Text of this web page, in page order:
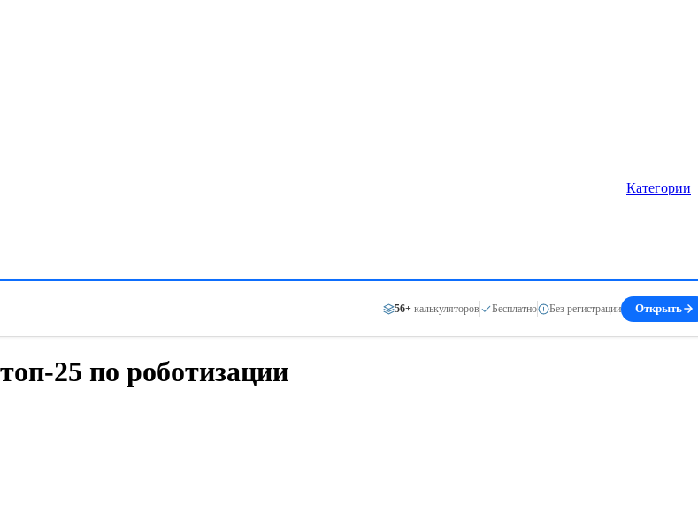
Категории
56+ калькуляторов Бесплатно Без регистрации Открыть
25 по роботизации